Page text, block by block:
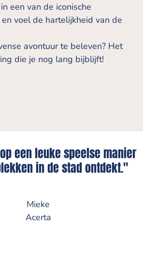
een van de iconische
voel de hartelijkheid van de
avontuur te beleven? Het
die je nog lang bijblijft!
een leuke speelse manier
in de stad ontdekt."
Mieke
Acerta